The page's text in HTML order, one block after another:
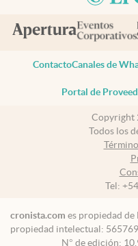
ContactoCanales de
Portal de
Copyright
Todos los
Tel:
cronista.com es propiedad de
propiedad intelectual:
N° de edición: